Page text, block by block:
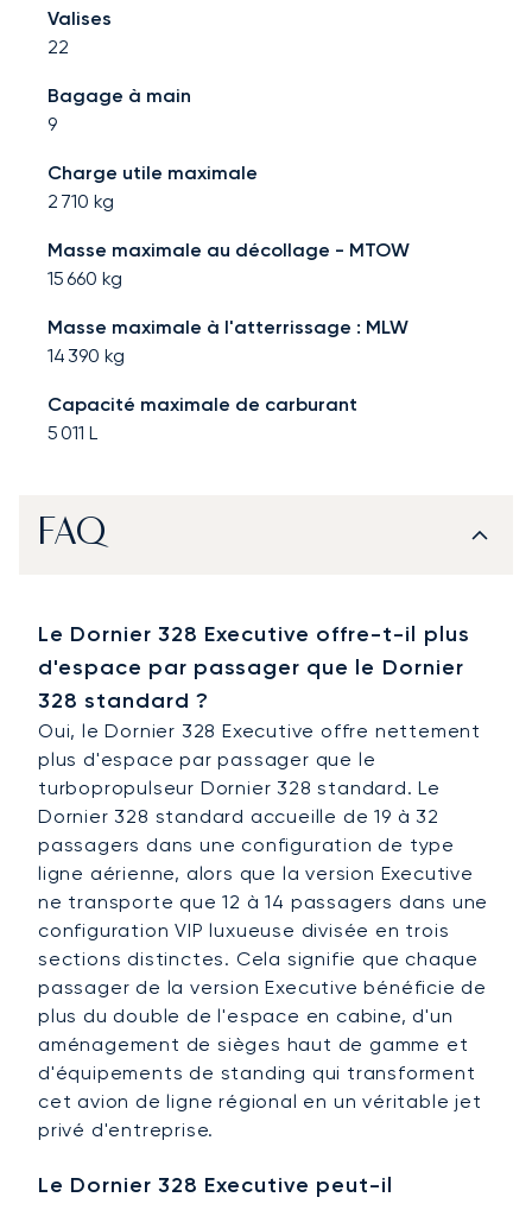
Valises
22
Bagage à main
9
Charge utile maximale
2 710 kg
Masse maximale au décollage - MTOW
15 660 kg
Masse maximale à l'atterrissage : MLW
14 390 kg
Capacité maximale de carburant
5 011 L
FAQ
Le Dornier 328 Executive offre-t-il plus
d'espace par passager que le Dornier
328 standard ?
Oui, le Dornier 328 Executive offre nettement
plus d'espace par passager que le
turbopropulseur Dornier 328 standard. Le
Dornier 328 standard accueille de 19 à 32
passagers dans une configuration de type
ligne aérienne, alors que la version Executive
ne transporte que 12 à 14 passagers dans une
configuration VIP luxueuse divisée en trois
sections distinctes. Cela signifie que chaque
passager de la version Executive bénéficie de
plus du double de l'espace en cabine, d'un
aménagement de sièges haut de gamme et
d'équipements de standing qui transforment
cet avion de ligne régional en un véritable jet
privé d'entreprise.
Le Dornier 328 Executive peut-il